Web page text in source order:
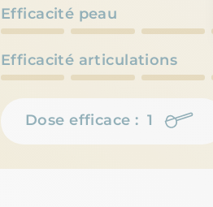
Efficacité peau
Efficacité articulations
Dose efficace : 1